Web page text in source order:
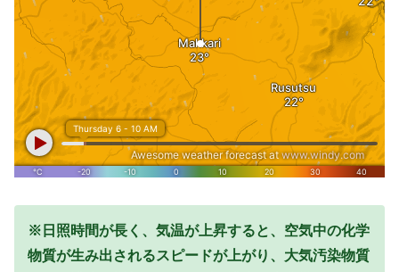
※日照時間が長く、気温が上昇すると、空気中の化学
物質が生み出されるスピードが上がり、大気汚染物質